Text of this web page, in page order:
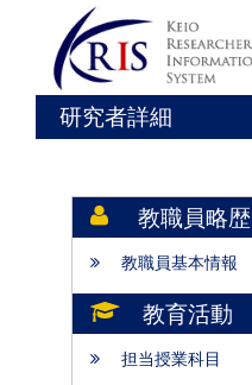
研究者詳細
教職員略歴
教職員基本情報
教育活動
担当授業科目